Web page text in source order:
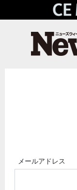
メールアドレス